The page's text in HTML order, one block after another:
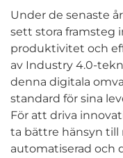
Under de senaste
sett stora framsteg
produktivitet och
av Industry 4.0-
denna digitala
standard för sina
För att driva
ta bättre hänsyn till
automatiserad och